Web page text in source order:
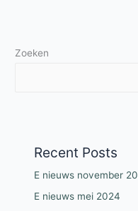
Zoeken
Recent Posts
E nieuws november
E nieuws mei 2024